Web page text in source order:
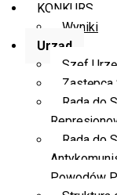
KONKURS
Wyniki
Urząd
Szef
Zastępca
Rada do
Rada do
Powodów